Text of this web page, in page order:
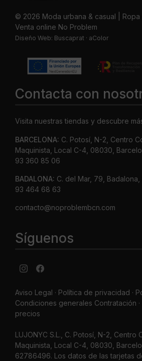
© 2026 Moda urbana & casual |
Venta online No Problem
Diseño Web: Buscaprat · aColor
Contacta con
Visita nuestras tiendas y descubre
BARCELONA: C. Potosí, N-2, Centro
Maquinista, Local C-4, 08030,
93 360 85 06
BADALONA: C. del Mar, 79, Badalona,
93 464 68 63
contacto@noproblembcn.com
Síguenos
Aviso Legal · Política de privacidad ·
Condiciones generales Contratación ·
precios
LUJONYC S.L., C. Potosí, N-2, Centro
Maquinista, Local C-4, 08030,
62786496. Los datos de las tarjetas